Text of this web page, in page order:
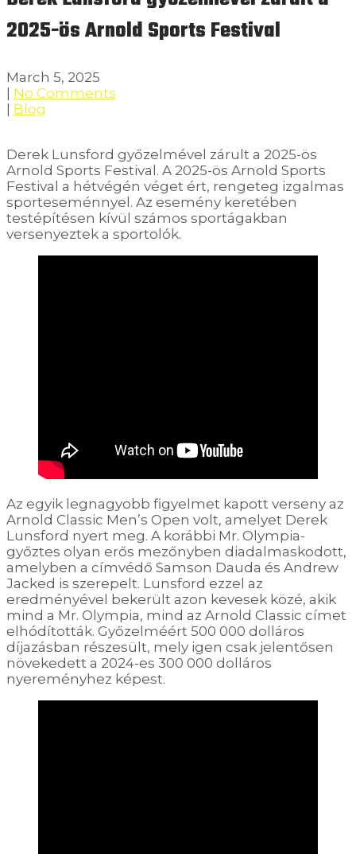
2025-ös Arnold Sports Festival
March 5, 2025
No Comments
Blog
Derek Lunsford győzelmével zárult a 2025-ös
Arnold Sports Festival. A 2025-ös Arnold Sports
Festival a hétvégén véget ért, rengeteg izgalmas
sporteseménnyel. Az esemény keretében
testépítésen kívül számos sportágakban
versenyeztek a sportolók.
Az egyik legnagyobb figyelmet kapott verseny az
Arnold Classic Men’s Open volt, amelyet Derek
Lunsford nyert meg. A korábbi Mr. Olympia-
győztes olyan erős mezőnyben diadalmaskodott,
amelyben a címvédő Samson Dauda és Andrew
Jacked is szerepelt. Lunsford ezzel az
eredményével bekerült azon kevesek közé, akik
mind a Mr. Olympia, mind az Arnold Classic címet
elhódították. Győzelméért 500 000 dolláros
díjazásban részesült, mely igen csak jelentősen
növekedett a 2024-es 300 000 dolláros
nyereményhez képest.